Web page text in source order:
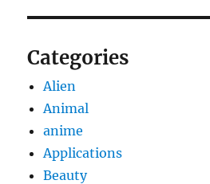
Categories
Alien
Animal
anime
Applications
Beauty